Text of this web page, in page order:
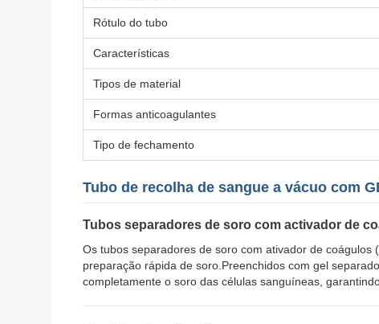
Rótulo do tubo
Características
Tipos de material
Formas anticoagulantes
Tipo de fechamento
Tubo de recolha de sangue a vácuo com
Tubos separadores de soro com activador de
Os tubos separadores de soro com ativador de
preparação rápida de soro.Preenchidos com gel
completamente o soro das células sanguíneas,